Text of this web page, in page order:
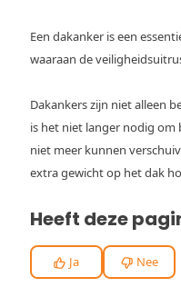
Een dakanker is een
waaraan de
Dakankers zijn niet alleen
is het niet langer nodig om
niet meer kunnen
extra gewicht op het dak
Heeft deze
Ja Nee